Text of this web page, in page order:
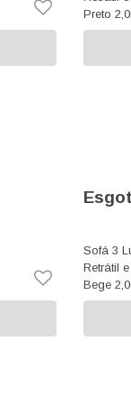
Preto
Sofá 3
Retrátil
Bege